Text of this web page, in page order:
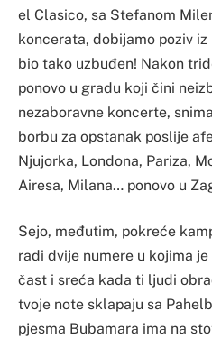
el Clasico, sa Stefanom
koncerata, dobijamo poziv
bio tako uzbuđen! Nakon
ponovo u gradu koji čini
nezaboravne koncerte,
borbu za opstanak poslije
Njujorka, Londona, Pariza,
Airesa, Milana… ponovo u
Sejo, međutim, pokreće
radi dvije numere u kojima
čast i sreća kada ti ljudi
tvoje note sklapaju sa
pjesma Bubamara ima na